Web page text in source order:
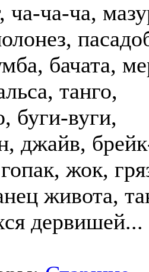
ча-ча-ча,
бачата,
танго,
буги-вуги,
джайв,
жок,
живота,
дервишей...